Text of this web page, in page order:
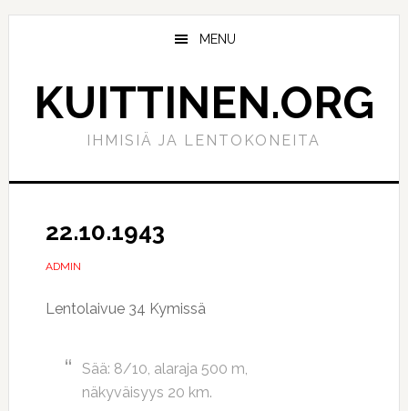
Hyppää
Hyppää
MENU
KUITTINEN.ORG
IHMISIÄ JA LENTOKONEITA
22.10.1943
ADMIN
Lentolaivue 34 Kymissä
Sää: 8/10, alaraja 500 m,
näkyväisyys 20 km.